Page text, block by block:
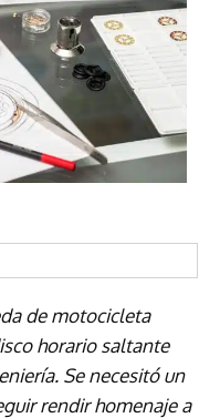
de motocicleta
horario saltante
Se necesitó un
rendir homenaje a